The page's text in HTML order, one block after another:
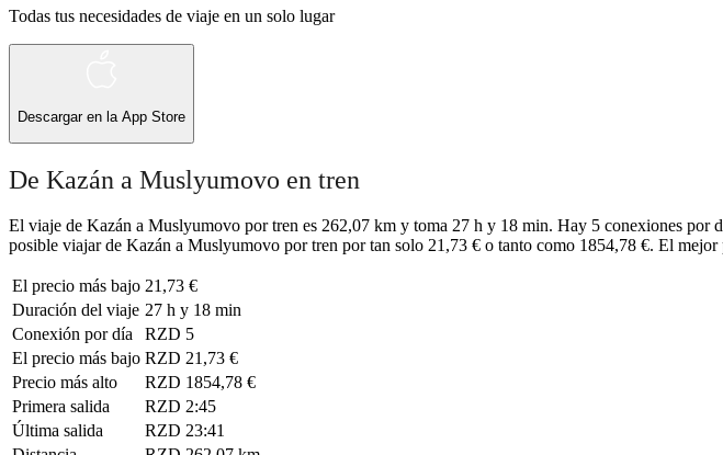
Todas tus necesidades de viaje en un solo lugar
Descargar en la App Store
De Kazán a Muslyumovo en tren
El viaje de Kazán a Muslyumovo por tren es 262,07 km y toma 27 h y 18 min. Hay 5 conexiones por
posible viajar de Kazán a Muslyumovo por tren por tan solo 21,73 € o tanto como 1854,78 €. El mejor
El precio más bajo 21,73 €
Duración del viaje 27 h y 18 min
Conexión por día
RZD 5
El precio más bajo RZD 21,73 €
Precio más alto
RZD 1854,78 €
Primera salida
RZD 2:45
Última salida
RZD 23:41